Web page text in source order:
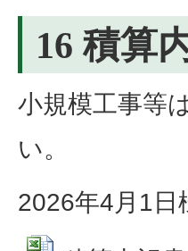
16 積算
小規模工事等
い。
2026年4月1日